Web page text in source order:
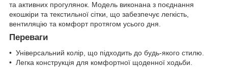
та активних прогулянок. Модель виконана з поєднання
екошкіри та текстильної сітки, що забезпечує легкість,
вентиляцію та комфорт протягом усього дня.
Переваги
• Універсальний колір, що підходить до будь-якого стилю.
• Легка конструкція для комфортної щоденної ходьби.